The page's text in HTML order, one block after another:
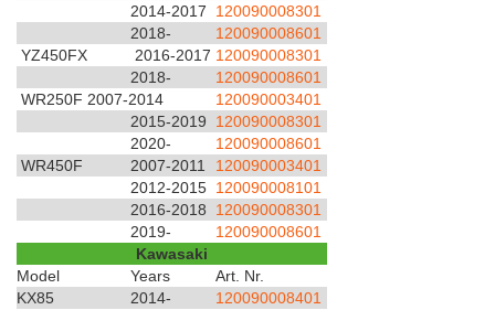
2014-2017
120090008301
2018-
120090008601
YZ450FX
2016-2017 120090008301
2018-
120090008601
WR250F 2007-2014
120090003401
2015-2019
120090008301
2020-
120090008601
WR450F
2007-2011
120090003401
2012-2015 120090008101
2016-2018
120090008301
2019-
120090008601
Kawasaki
Model
Years
Art. Nr.
KX85
2014-
120090008401